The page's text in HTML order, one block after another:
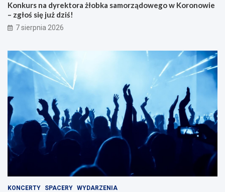
Konkurs na dyrektora żłobka samorządowego w Koronowie
– zgłoś się już dziś!
7 sierpnia 2026
KONCERTY SPACERY WYDARZENIA